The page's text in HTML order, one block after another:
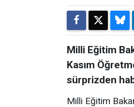
Milli Eğitim
Kasım
sürprizden
Milli Eğitim